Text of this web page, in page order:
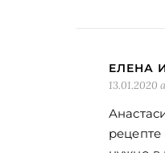
ЕЛЕНА
13.01.2020
рецепте